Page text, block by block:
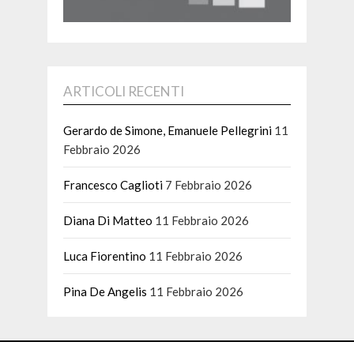
ARTICOLI RECENTI
Gerardo de Simone, Emanuele Pellegrini 11
Febbraio 2026
Francesco Caglioti 7 Febbraio 2026
Diana Di Matteo 11 Febbraio 2026
Luca Fiorentino 11 Febbraio 2026
Pina De Angelis 11 Febbraio 2026